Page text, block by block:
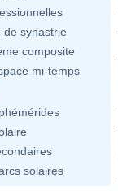
de synastrie
composite
mi-temps
solaires